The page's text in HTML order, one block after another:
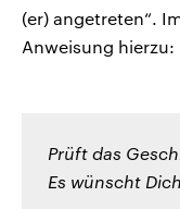
(er) angetreten“.
Anweisung hierzu:
Prüft das
Es wünscht